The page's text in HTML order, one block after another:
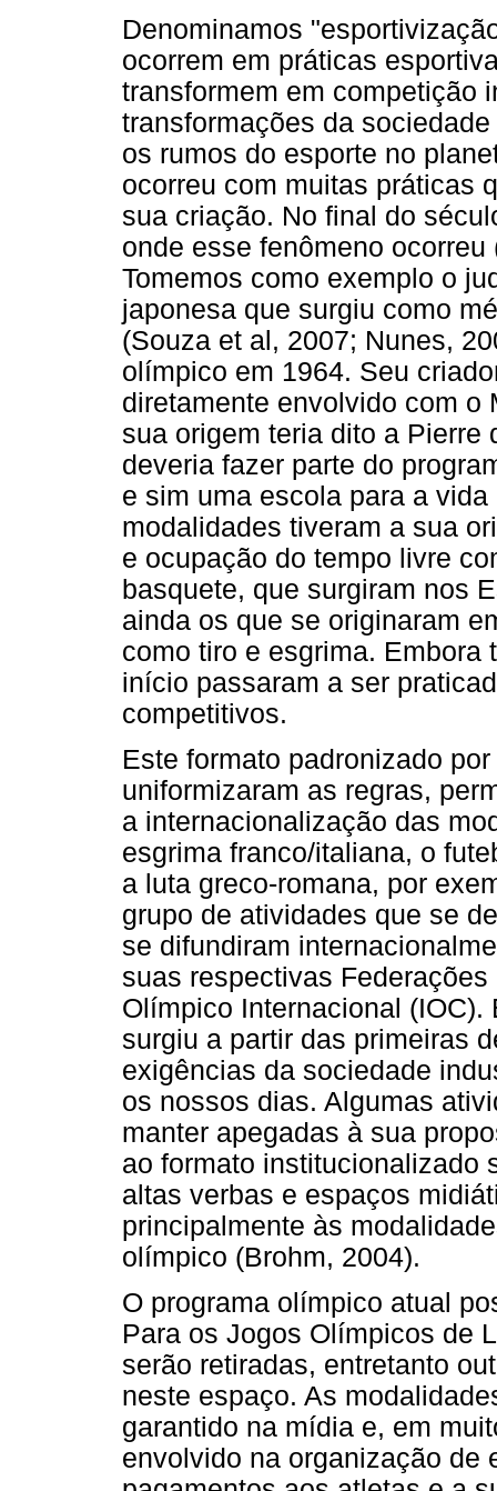
Denominamos
ocorrem em práticas
transformem em competição
transformações da
os rumos do esporte no
ocorreu com muitas práticas
sua criação. No final do
onde esse fenômeno
Tomemos como exemplo o
japonesa que surgiu como
(Souza et al, 2007; Nunes,
olímpico em 1964. Seu
diretamente envolvido com o
sua origem teria dito a Pierre
deveria fazer parte do
e sim uma escola para a
modalidades tiveram a sua
e ocupação do tempo livre
basquete, que surgiram nos
ainda os que se originaram
como tiro e esgrima.
início passaram a ser
competitivos.
Este formato padronizado
uniformizaram as regras,
a internacionalização das
esgrima franco/italiana, o
a luta greco-romana, por
grupo de atividades que se
se difundiram
suas respectivas
Olímpico Internacional
surgiu a partir das primeiras
exigências da sociedade
os nossos dias. Algumas
manter apegadas à sua
ao formato institucionalizado
altas verbas e espaços
principalmente às
olímpico (Brohm, 2004).
O programa olímpico atual
Para os Jogos Olímpicos de
serão retiradas, entretanto
neste espaço. As
garantido na mídia e, em
envolvido na organização de